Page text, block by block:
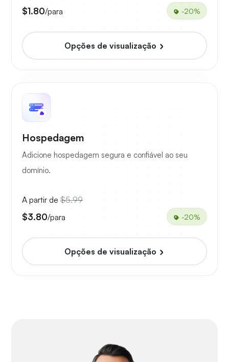
$1.80/para -20%
Opções de visualização
Hospedagem
Adicione hospedagem segura e confiável ao seu
domínio.
A partir de $5.99
$3.80/para -20%
Opções de visualização